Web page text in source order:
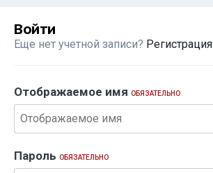
Войти
Еще нет учетной записи? Регистрация
Отображаемое имя ОБЯЗАТЕЛЬНО
Пароль ОБЯЗАТЕЛЬНО